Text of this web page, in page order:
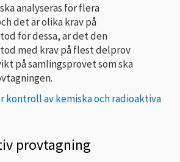
analyseras för flera
det är olika krav på
för dessa, är det den
med krav på flest delprov
på samlingsprovet som ska
kontroll av kemiska och radioaktiva
provtagning